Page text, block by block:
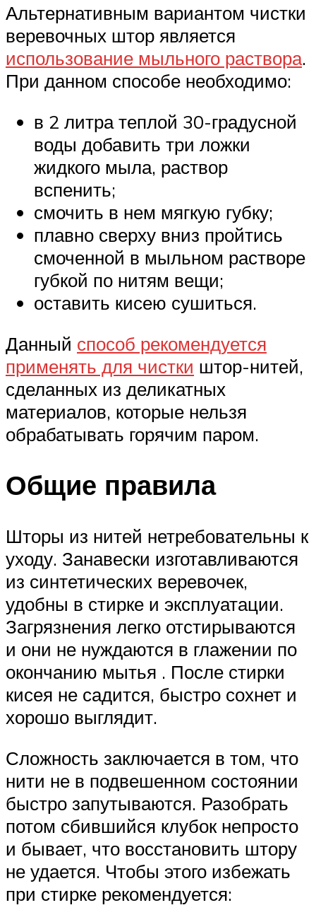
Альтернативным вариантом чистки
веревочных штор является
использование мыльного раствора.
При данном способе необходимо:
в 2 литра теплой 30-градусной
воды добавить три ложки
жидкого мыла, раствор
вспенить;
смочить в нем мягкую губку;
плавно сверху вниз пройтись
смоченной в мыльном растворе
губкой по нитям вещи;
оставить кисею сушиться.
Данный способ рекомендуется
применять для чистки штор-нитей,
сделанных из деликатных
материалов, которые нельзя
обрабатывать горячим паром.
Общие правила
Шторы из нитей нетребовательны к
уходу. Занавески изготавливаются
из синтетических веревочек,
удобны в стирке и эксплуатации.
Загрязнения легко отстирываются
и они не нуждаются в глажении по
окончанию мытья . После стирки
кисея не садится, быстро сохнет и
хорошо выглядит.
Сложность заключается в том, что
нити не в подвешенном состоянии
быстро запутываются. Разобрать
потом сбившийся клубок непросто
и бывает, что восстановить штору
не удается. Чтобы этого избежать
при стирке рекомендуется: